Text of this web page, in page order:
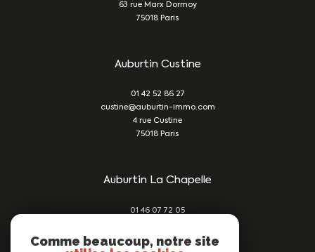
63 rue Marx Dormoy
75018
Paris
Auburtin Custine
01 42 52 86 27
custine@auburtin-immo.com
4 rue Custine
75018
Paris
Auburtin La Chapelle
01 46 07 72 05
209 rue du Faubourg St Denis
Comme beaucoup, notre site